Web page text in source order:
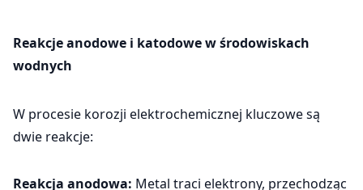
Reakcje anodowe i katodowe w środowiskach
wodnych
W procesie korozji elektrochemicznej kluczowe są
dwie reakcje:
Reakcja anodowa: Metal traci elektrony, przechodząc